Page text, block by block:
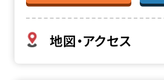
地図・アクセス